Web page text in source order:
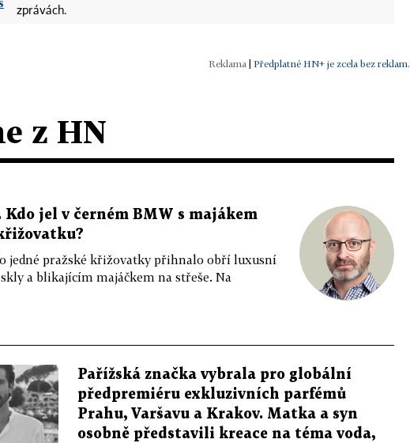
zprávách.
Předplatné HN+ je zcela bez reklam.
z HN
Kdo jel v černém BMW s majákem
jedné pražské křižovatky přihnalo obří luxusní
a blikajícím majáčkem na střeše. Na
Pařížská značka vybrala pro globální
předpremiéru exkluzivních parfémů
Prahu, Varšavu a Krakov. Matka a syn
osobně představili kreace na téma voda,